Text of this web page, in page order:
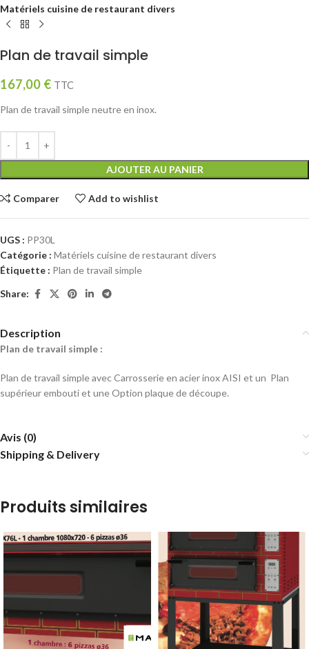
Matériels cuisine de restaurant divers
Plan de travail simple
167,00 € TTC
Plan de travail simple neutre en inox.
AJOUTER AU PANIER
Comparer Add to wishlist
UGS : PP30L
Catégorie : Matériels cuisine de restaurant divers
Étiquette : Plan de travail simple
Share:
Description
Plan de travail simple :
Plan de travail simple avec Carrosserie en acier inox AISI et un Plan
supérieur embouti et une Option plaque de découpe.
Avis (0)
Shipping & Delivery
Produits similaires